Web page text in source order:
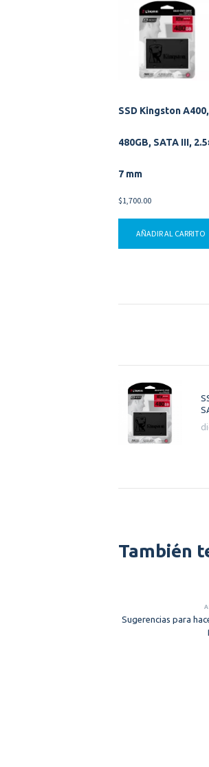
SSD Kingston A400,
480GB, SATA III,
7 mm
$1,700.00
AÑADIR AL CARRITO
de
entradas
También
Sugerencias para